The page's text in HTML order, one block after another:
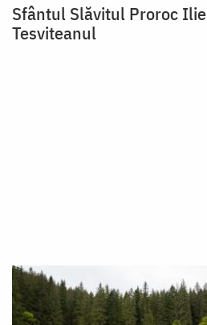
Sfântul Slăvitul Proroc Ilie
Tesviteanul